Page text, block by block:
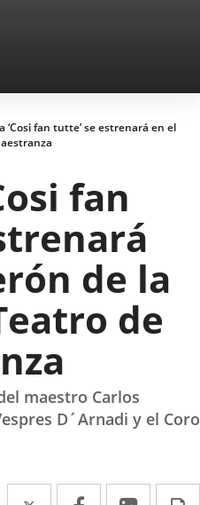
‘Cosi fan tutte’ se estrenará en el
fan
de la
de
maestro Carlos
D´Arnadi y el Coro
Twitter
Enlace Facebook
EnlaceEnlace